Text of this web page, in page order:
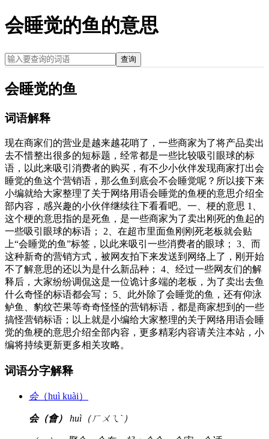
会睡觉的鱼的意思
查询
会睡觉的鱼
词语解释
现在商家们的营业是越来越花哨了，一些商家为了将产品卖出
去不惜整出很多的短标题，经常都是一些比较吸引眼球的标
语，以此来吸引消费者的购买，有不少小伙伴发现商家打出会
睡觉的鱼这个营销语，那么鱼到底会不会睡觉呢？所以接下来
小编就给大家整理了关于网络用语会睡觉的鱼梗的意思介绍全
部内容，感兴趣的小伙伴继续往下看看吧。一、梗的意思 1、
这个梗的意思指的是死鱼，是一些商家为了卖出刚死的鱼起的
一些吸引眼球的标语； 2、在超市里面鱼刚刚死老板就会贴
上“会睡觉的鱼”标签，以此来吸引一些消费者的眼球； 3、而
这种新奇的营销方式，被网友拍下来发送到网络上了，刚开始
不了解意思的还以为是什么新品种； 4、经过一些网友们的解
释后，大家纷纷调侃这是一位诡计多端的老板，为了卖出去鱼
什么奇怪的标语都会写； 5、此外除了会睡觉的鱼，还有仰泳
鲈鱼、豹纹芒果等奇奇怪怪的营销标语，都是商家想到的一些
搞怪营销标语；以上就是小编给大家整理的关于网络用语会睡
觉的鱼梗的意思介绍全部内容，更多精彩内容请关注本站，小
编将持续更新更多相关攻略。
词语分字解释
会（huì kuài）
会（會） huì（ㄏㄨㄟˋ）